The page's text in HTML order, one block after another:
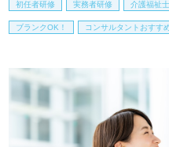
初任者研修 実務者研修 介護福祉士
ブランクOK！ コンサルタントおすす